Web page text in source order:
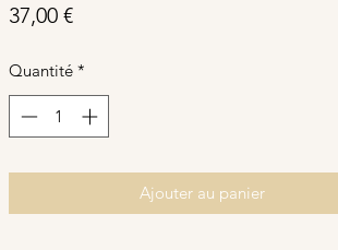
37,00 €Prix
Quantité *
Ajouter au panier